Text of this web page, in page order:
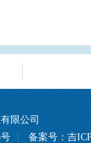
限公司
备案号： 吉